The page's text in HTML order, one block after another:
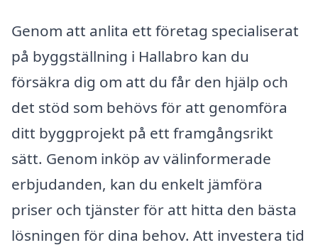
Genom att anlita ett företag specialiserat
på byggställning i Hallabro kan du
försäkra dig om att du får den hjälp och
det stöd som behövs för att genomföra
ditt byggprojekt på ett framgångsrikt
sätt. Genom inköp av välinformerade
erbjudanden, kan du enkelt jämföra
priser och tjänster för att hitta den bästa
lösningen för dina behov. Att investera tid